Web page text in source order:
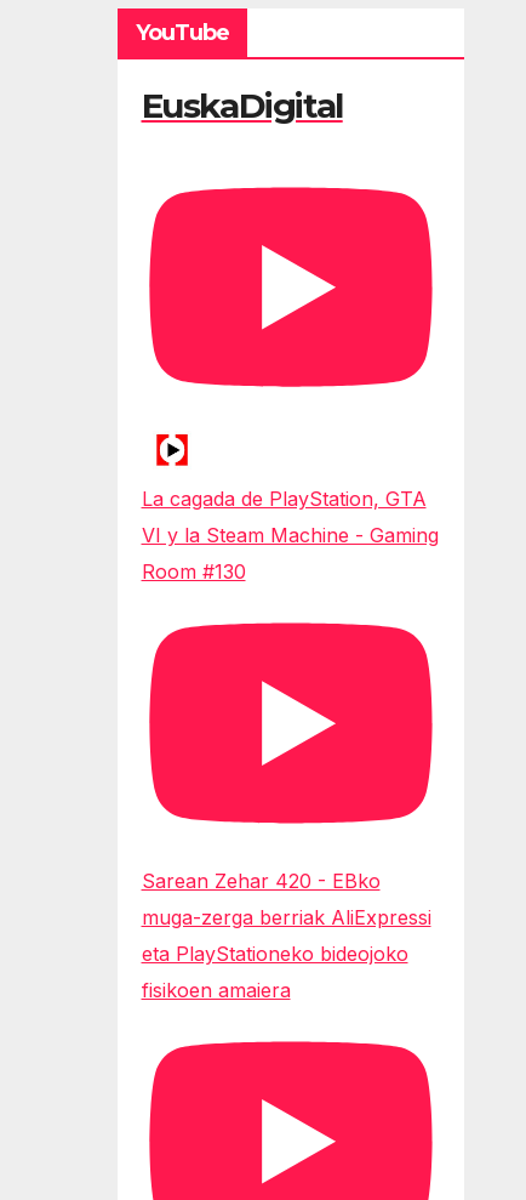
YouTube
EuskaDigital
La cagada de PlayStation, GTA
VI y la Steam Machine - Gaming
Room #130
Sarean Zehar 420 - EBko
muga-zerga berriak AliExpressi
eta PlayStationeko bideojoko
fisikoen amaiera